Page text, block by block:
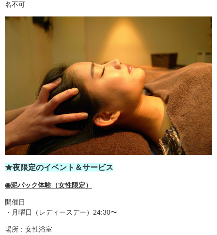
名不可
★夜限定のイベント＆サービス
◉泥パック体験（女性限定）
開催日
・月曜日（レディースデー）24:30〜
場所：女性浴室